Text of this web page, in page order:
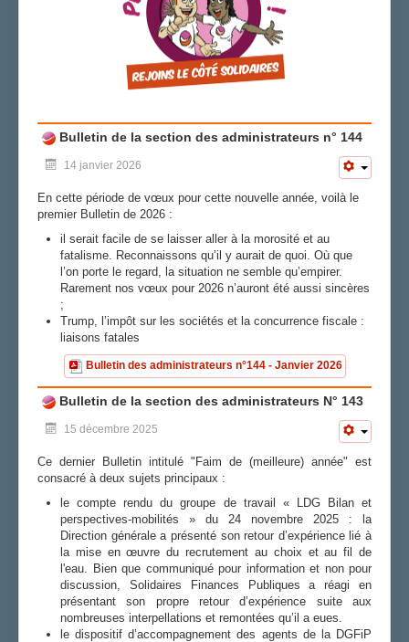
Bulletin de la section des administrateurs n° 144
14 janvier 2026
En cette période de vœux pour cette nouvelle année, voilà le
premier Bulletin de 2026 :
il serait facile de se laisser aller à la morosité et au
fatalisme. Reconnaissons qu’il y aurait de quoi. Où que
l’on porte le regard, la situation ne semble qu’empirer.
Rarement nos vœux pour 2026 n’auront été aussi sincères
;
Trump, l’impôt sur les sociétés et la concurrence fiscale :
liaisons fatales
Bulletin des administrateurs n°144 - Janvier 2026
Bulletin de la section des administrateurs N° 143
15 décembre 2025
Ce dernier Bulletin intitulé "Faim de (meilleure) année" est
consacré à deux sujets principaux :
le compte rendu du groupe de travail « LDG Bilan et
perspectives-mobilités » du 24 novembre 2025 : la
Direction générale a présenté son retour d’expérience lié à
la mise en œuvre du recrutement au choix et au fil de
l'eau. Bien que communiqué pour information et non pour
discussion, Solidaires Finances Publiques a réagi en
présentant son propre retour d’expérience suite aux
nombreuses interpellations et remontées qu’il a eues.
le dispositif d’accompagnement des agents de la DGFiP